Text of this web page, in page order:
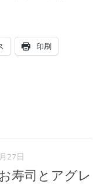
印刷
27日
寿司とアグレ